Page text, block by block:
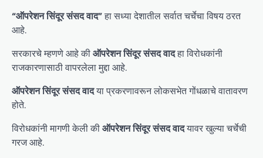
“ऑपरेशन सिंदूर संसद वाद”हा सध्या देशातील सर्वात चर्चेचा विषय ठरत
आहे.
सरकारचे म्हणणे आहे कीऑपरेशन सिंदूर संसद वादहा विरोधकांनी
राजकारणासाठी वापरलेला मुद्दा आहे.
ऑपरेशन सिंदूर संसद वादया प्रकरणावरून लोकसभेत गोंधळाचे वातावरण
होते.
विरोधकांनी मागणी केली कीऑपरेशन सिंदूर संसद वादयावर खुल्या चर्चेची
गरज आहे.